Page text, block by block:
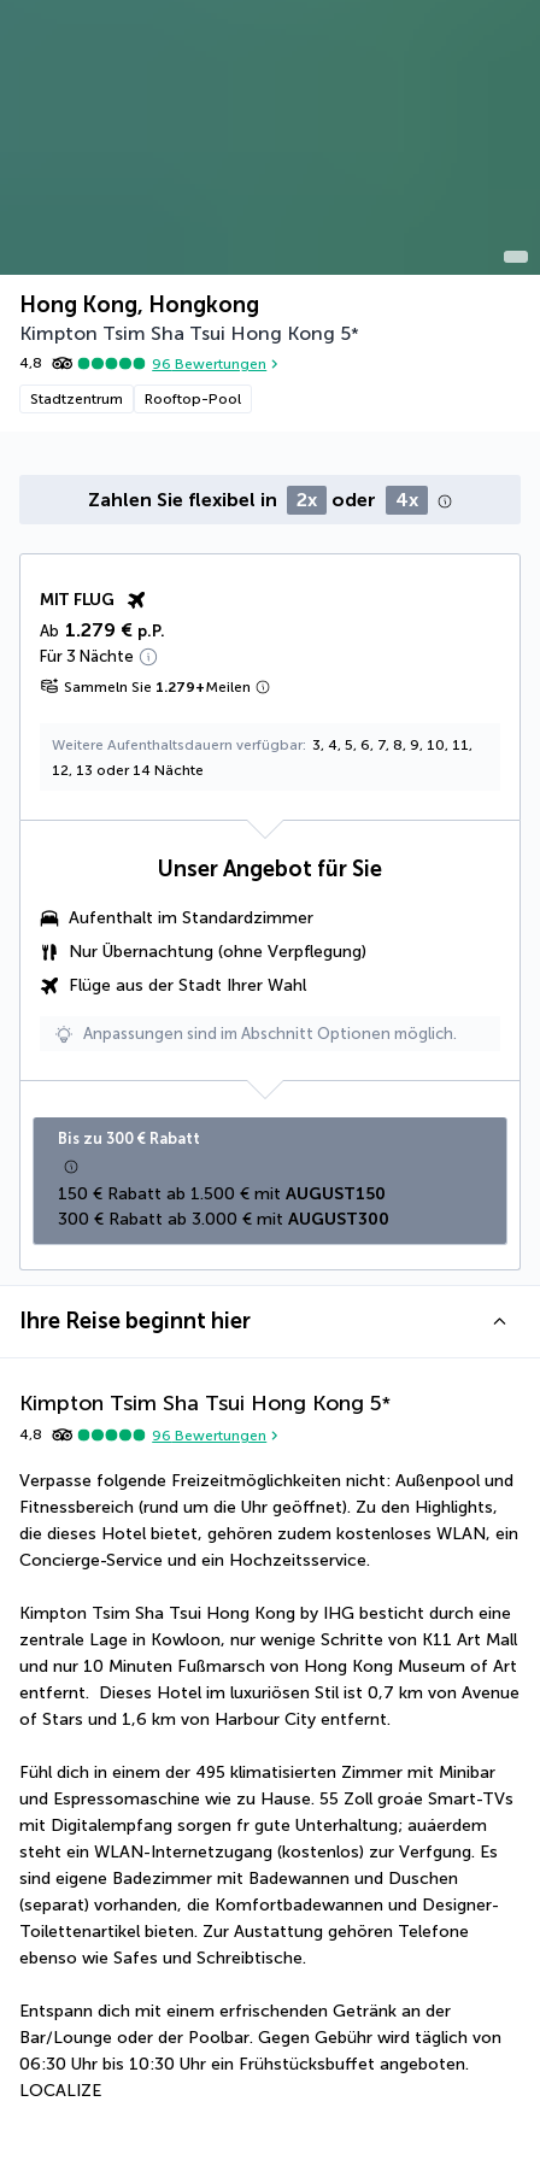
Hong Kong, Hongkong
Kimpton Tsim Sha Tsui Hong Kong 5*
4,8 96 Bewertungen
Stadtzentrum Rooftop-Pool
Zahlen Sie flexibel in 2x oder 4x
MIT FLUG
Ab 1.279 € p.P.
Für 3 Nächte
Sammeln Sie 1.279+Meilen
Weitere Aufenthaltsdauern verfügbar 3, 4, 5, 6, 7, 8, 9, 10, 11,
12, 13 oder 14 Nächte
Unser Angebot für Sie
Aufenthalt im Standardzimmer
Nur Übernachtung (ohne Verpflegung)
Flüge aus der Stadt Ihrer Wahl
Anpassungen sind im Abschnitt Optionen möglich.
Bis zu 300 € Rabatt
150 € Rabatt ab 1.500 € mit AUGUST150
300 € Rabatt ab 3.000 € mit AUGUST300
Ihre Reise beginnt hier
Kimpton Tsim Sha Tsui Hong Kong 5*
4,8 96 Bewertungen
Verpasse folgende Freizeitmöglichkeiten nicht: Außenpool und
Fitnessbereich (rund um die Uhr geöffnet). Zu den Highlights,
die dieses Hotel bietet, gehören zudem kostenloses WLAN, ein
Concierge-Service und ein Hochzeitsservice.
Kimpton Tsim Sha Tsui Hong Kong by IHG besticht durch eine
zentrale Lage in Kowloon, nur wenige Schritte von K11 Art Mall
und nur 10 Minuten Fußmarsch von Hong Kong Museum of Art
entfernt.  Dieses Hotel im luxuriösen Stil ist 0,7 km von Avenue
of Stars und 1,6 km von Harbour City entfernt.
Fühl dich in einem der 495 klimatisierten Zimmer mit Minibar
und Espressomaschine wie zu Hause. 55 Zoll groáe Smart-TVs
mit Digitalempfang sorgen fr gute Unterhaltung; auáerdem
steht ein WLAN-Internetzugang (kostenlos) zur Verfgung. Es
sind eigene Badezimmer mit Badewannen und Duschen
(separat) vorhanden, die Komfortbadewannen und Designer-
Toilettenartikel bieten. Zur Austattung gehören Telefone
ebenso wie Safes und Schreibtische.
Entspann dich mit einem erfrischenden Getränk an der
Bar/Lounge oder der Poolbar. Gegen Gebühr wird täglich von
06:30 Uhr bis 10:30 Uhr ein Frühstücksbuffet angeboten.
LOCALIZE